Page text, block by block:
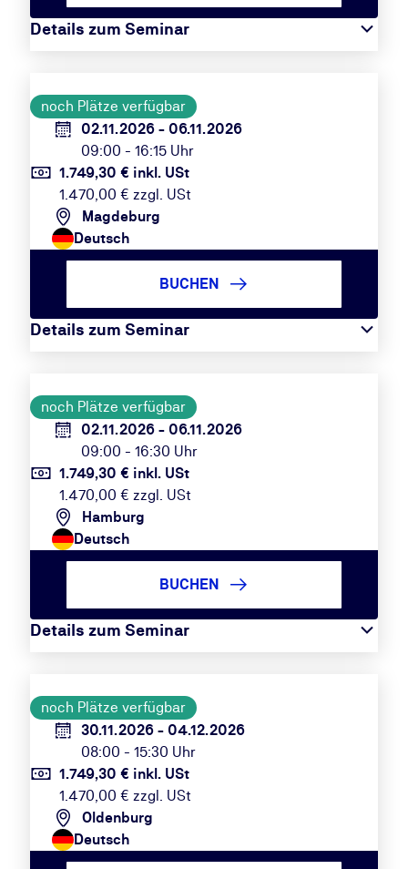
Details zum Seminar
noch Plätze verfügbar
02.11.2026 - 06.11.2026
09:00 - 16:15 Uhr
1.749,30 € inkl. USt
1.470,00 € zzgl. USt
Magdeburg
Deutsch
Details zum Seminar
BUCHEN
noch Plätze verfügbar
02.11.2026 - 06.11.2026
09:00 - 16:30 Uhr
1.749,30 € inkl. USt
1.470,00 € zzgl. USt
Hamburg
Deutsch
Details zum Seminar
BUCHEN
noch Plätze verfügbar
30.11.2026 - 04.12.2026
08:00 - 15:30 Uhr
1.749,30 € inkl. USt
1.470,00 € zzgl. USt
Oldenburg
Deutsch